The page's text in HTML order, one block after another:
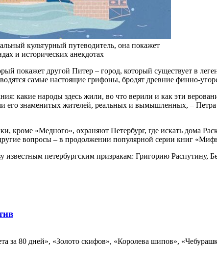
культурный путеводитель, она покажет
и исторических анекдотах
покажет другой Питер – город, который существует в
самые настоящие грифоны, бродят древние финно-
какие народы здесь жили, во что верили и как эти
его знаменитых жителей, реальных и вымышленных, –
кроме «Медного», охраняют Петербург, где искать дома
вопросы – в продолжении популярной серии книг
известным петербургским призракам: Григорию
за 80 дней», «Золото скифов», «Королева шипов»,